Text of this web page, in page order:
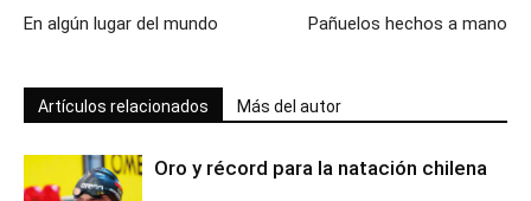
En algún lugar del mundo Pañuelos hechos a mano
Artículos relacionados Más del autor
Oro y récord para la natación chilena